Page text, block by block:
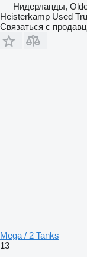
Нидерланды,
Heisterkamp Used
Связаться с
Mega / 2 Tanks
13